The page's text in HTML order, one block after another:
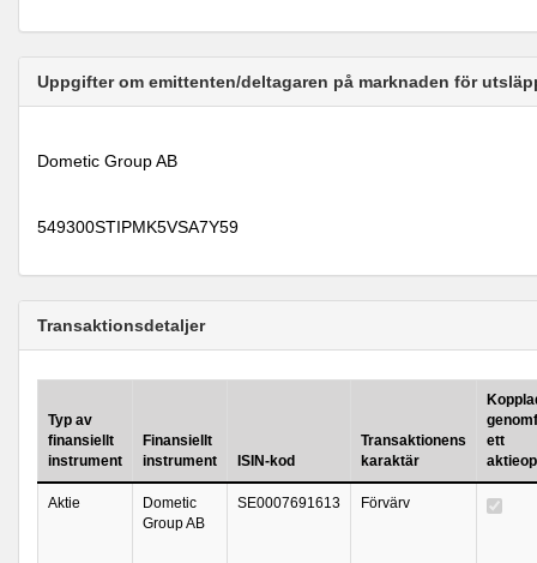
Uppgifter om emittenten/deltagaren på marknaden för
Dometic Group AB
549300STIPMK5VSA7Y59
Transaktionsdetaljer
Typ av
finansiellt
instrument
Finansiellt
instrument
ISIN-kod
Transaktionens
karaktär
ett
Aktie
Dometic
Group AB
SE0007691613 Förvärv